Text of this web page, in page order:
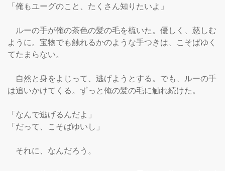
「俺もユーグのこと、たくさん知りたいよ」
ルーの手が俺の茶色の髪の毛を梳いた。優しく、慈しむ
ように。宝物でも触れるかのような手つきは、こそばゆく
てたまらない。
自然と身をよじって、逃げようとする。でも、ルーの手
は追いかけてくる。ずっと俺の髪の毛に触れ続けた。
「なんで逃げるんだよ」
「だって、こそばゆいし」
それに、なんだろう。